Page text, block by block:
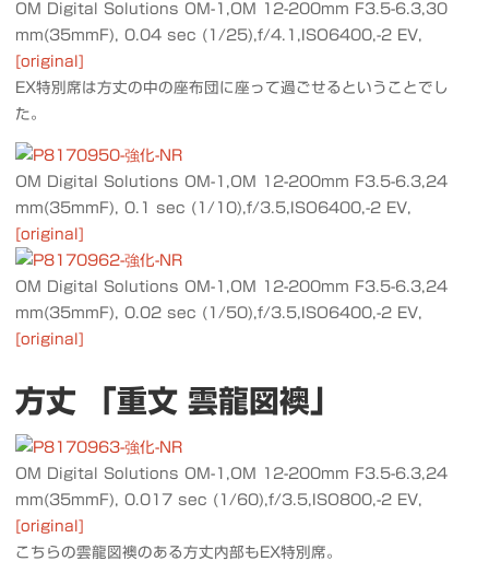
OM Digital Solutions OM-1,OM 12-200mm F3.5-6.3,30
mm(35mmF), 0.04 sec (1/25),f/4.1,ISO6400,-2 EV,
[original]
EX特別席は方丈の中の座布団に座って過ごせるということでし
た。
OM Digital Solutions OM-1,OM 12-200mm F3.5-6.3,24
mm(35mmF), 0.1 sec (1/10),f/3.5,ISO6400,-2 EV,
[original]
OM Digital Solutions OM-1,OM 12-200mm F3.5-6.3,24
mm(35mmF), 0.02 sec (1/50),f/3.5,ISO6400,-2 EV,
[original]
方丈 「重文 雲龍図襖」
OM Digital Solutions OM-1,OM 12-200mm F3.5-6.3,24
mm(35mmF), 0.017 sec (1/60),f/3.5,ISO800,-2 EV,
[original]
こちらの雲龍図襖のある方丈内部もEX特別席。